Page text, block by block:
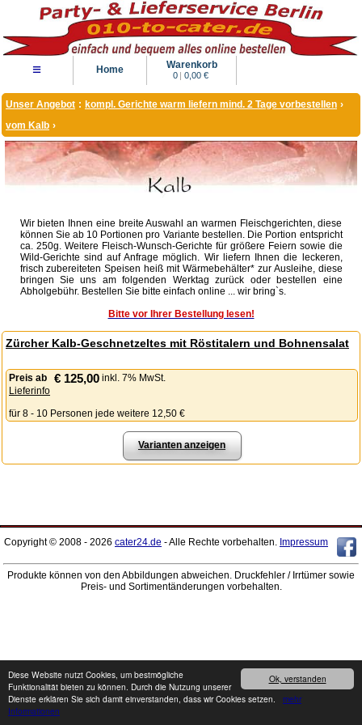
Ok, verstanden
Diese Website nutzt Cookies, um bestmögliche
Funktionalität bieten zu können. Durch die Nutzung unserer
Dienste erklären Sie sich damit einverstanden, dass wir Cookies setzen. mehr
Informationen
≡ Home Warenkorb
0 | 0,00 €
Unser Angebot : kompl. Gerichte warm liefern mind. 2 Tage vorbestellen ›
vom Kalb ›
Wir bieten Ihnen eine breite Auswahl an warmen Fleischgerichten, diese
können Sie ab 10 Portionen pro Variante bestellen. Die Portion entspricht
ca. 250g. Weitere Fleisch-Wunsch-Gerichte für größere Feiern sowie die
Wild-Gerichte sind auf Anfrage möglich. Wir liefern Ihnen die leckeren,
frisch zubereiteten Speisen heiß mit Wärmebehälter* zur Ausleihe, diese
bringen Sie uns am folgenden Werktag zurück oder bestellen eine
Abholgebühr. Bestellen Sie bitte einfach online ... wir bring`s.
Bitte vor Ihrer Bestellung lesen!
Zürcher Kalb-Geschnetzeltes mit Röstitalern und Bohnensalat
Preis ab € 125,00 inkl. 7% MwSt.
Lieferinfo
für 8 - 10 Personen jede weitere 12,50 €
Varianten anzeigen
Copyright © 2008 - 2026 cater24.de - Alle Rechte vorbehalten. Impressum
Produkte können von den Abbildungen abweichen. Druckfehler / Irrtümer sowie
Preis- und Sortimentänderungen vorbehalten.